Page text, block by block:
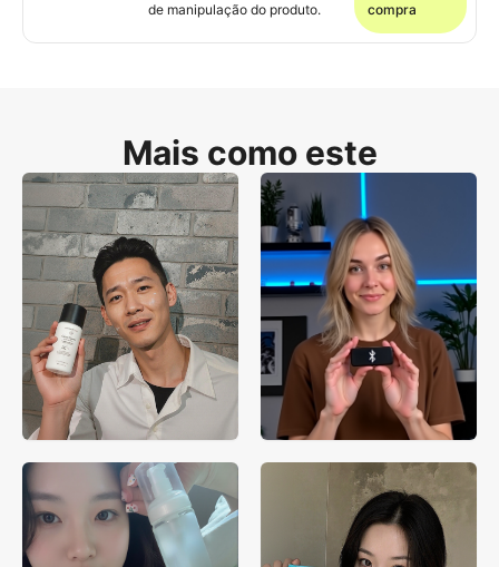
de manipulação do produto.
compra
Mais como este